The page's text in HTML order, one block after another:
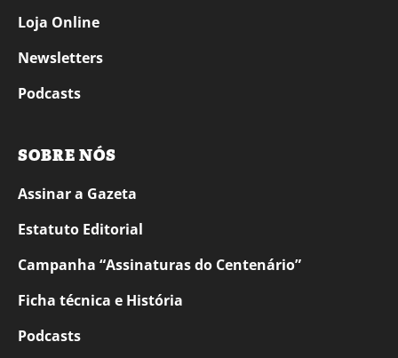
Loja Online
Newsletters
Podcasts
SOBRE NÓS
Assinar a Gazeta
Estatuto Editorial
Campanha “Assinaturas do Centenário”
Ficha técnica e História
Podcasts